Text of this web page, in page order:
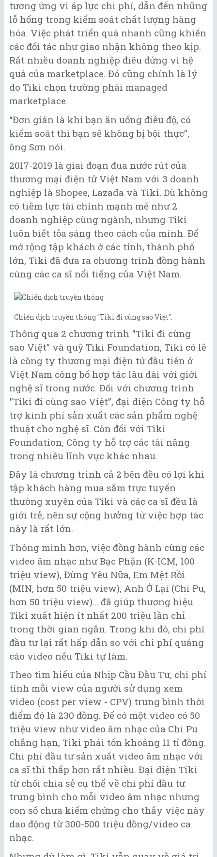
tương ứng vì áp lực chi phí, dẫn đến những
lỗ hổng trong kiểm soát chất lượng hàng
hóa. Việc phát triển quá nhanh cũng khiến
các đối tác như giao nhận không theo kịp.
Rất nhiều doanh nghiệp điêu đứng vì hệ
quả của marketplace. Đó cũng chính là lý
do Tiki chọn trường phái managed
marketplace.
“Đơn giản là khi bạn ăn uống điều độ, có
kiểm soát thì bạn sẽ không bị bội thực”,
ông Sơn nói.
2017-2019 là giai đoạn đua nước rút của
thương mại điện tử Việt Nam với 3 doanh
nghiệp là Shopee, Lazada và Tiki. Dù không
có tiềm lực tài chính mạnh mẽ như 2
doanh nghiệp cùng ngành, nhưng Tiki
luôn biết tỏa sáng theo cách của mình. Để
mở rộng tập khách ở các tỉnh, thành phố
lớn, Tiki đã đưa ra chương trình đồng hành
cùng các ca sĩ nổi tiếng của Việt Nam.
Chiến dịch truyền thông "Tiki đi cùng sao Việt".
Thông qua 2 chương trình "Tiki đi cùng
sao Việt” và quỹ Tiki Foundation, Tiki có lẽ
là công ty thương mại điện tử đầu tiên ở
Việt Nam công bố hợp tác lâu dài với giới
nghệ sĩ trong nước. Đối với chương trình
"Tiki đi cùng sao Việt”, đại diện Công ty hỗ
trợ kinh phí sản xuất các sản phẩm nghệ
thuật cho nghệ sĩ. Còn đối với Tiki
Foundation, Công ty hỗ trợ các tài năng
trong nhiều lĩnh vực khác nhau.
Đây là chương trình cả 2 bên đều có lợi khi
tập khách hàng mua sắm trực tuyến
thường xuyên của Tiki và các ca sĩ đều là
giới trẻ, nên sự cộng hưởng từ việc hợp tác
này là rất lớn.
Thông minh hơn, việc đồng hành cùng các
video âm nhạc như Bạc Phận (K-ICM, 100
triệu view), Đừng Yêu Nữa, Em Mệt Rồi
(MIN, hơn 50 triệu view), Anh Ở Lại (Chi Pu,
hơn 50 triệu view)... đã giúp thương hiệu
Tiki xuất hiện ít nhất 200 triệu lần chỉ
trong thời gian ngắn. Trong khi đó, chi phí
đầu tư lại rất hấp dẫn so với chi phí quảng
cáo video nếu Tiki tự làm.
Theo tìm hiểu của Nhịp Cầu Đầu Tư, chi phí
tính mỗi view của người sử dụng xem
video (cost per view - CPV) trung bình thời
điểm đó là 230 đồng. Để có một video có 50
triệu view như video âm nhạc của Chi Pu
chẳng hạn, Tiki phải tốn khoảng 11 tỉ đồng.
Chi phí đầu tư sản xuất video âm nhạc với
ca sĩ thì thấp hơn rất nhiều. Đại diện Tiki
từ chối chia sẻ cụ thể về chi phí đầu tư
trung bình cho mỗi video âm nhạc nhưng
con số chưa kiểm chứng cho thấy việc này
dao động từ 300-500 triệu đồng/video ca
nhạc.